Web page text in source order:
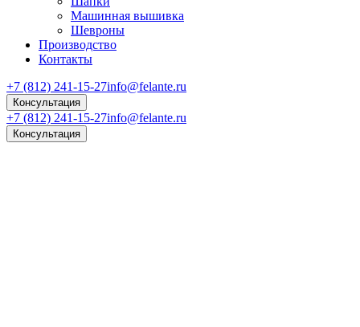
Машинная вышивка
Шевроны
Производство
Контакты
+7 (812) 241-15-27info@felante.ru
Консультация
+7 (812) 241-15-27info@felante.ru
Консультация